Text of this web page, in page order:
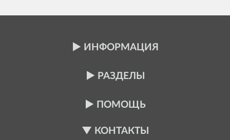
ИНФОРМАЦИЯ
РАЗДЕЛЫ
ПОМОЩЬ
КОНТАКТЫ